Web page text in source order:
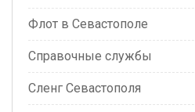
Флот в Севастополе
Справочные службы
Сленг Севастополя